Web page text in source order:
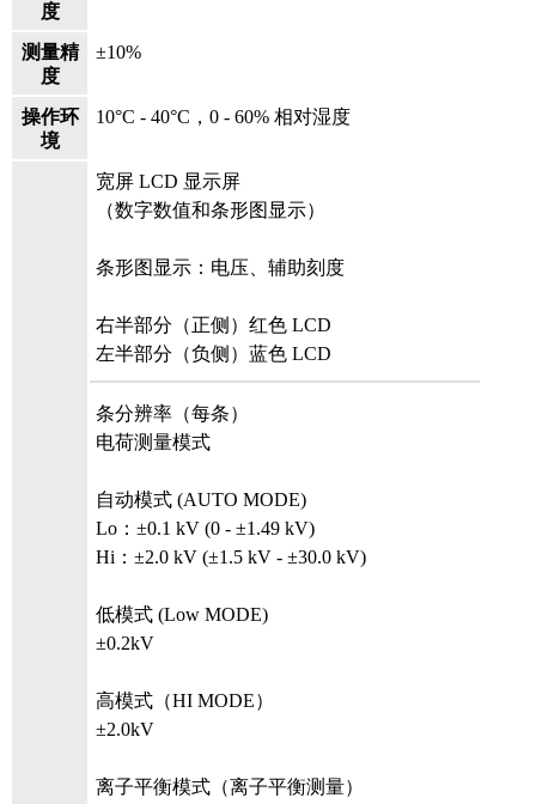
度
测量精
度
±10%
操作环
境
10°C - 40°C，0 - 60% 相对湿度
宽屏 LCD 显示屏
（数字数值和条形图显示）
条形图显示：电压、辅助刻度
右半部分（正侧）红色 LCD
左半部分（负侧）蓝色 LCD
条分辨率（每条）
电荷测量模式
自动模式 (AUTO MODE)
Lo：±0.1 kV (0 - ±1.49 kV)
Hi：±2.0 kV (±1.5 kV - ±30.0 kV)
低模式 (Low MODE)
±0.2kV
高模式（HI MODE）
±2.0kV
离子平衡模式（离子平衡测量）